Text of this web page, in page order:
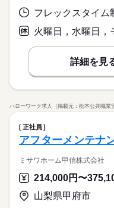
火曜日，水曜日，
詳細を見
ハローワーク求人（掲載元：松本公共職業
正社員
アフターメンテナ
ミサワホーム甲信株式会社
山梨県甲府市